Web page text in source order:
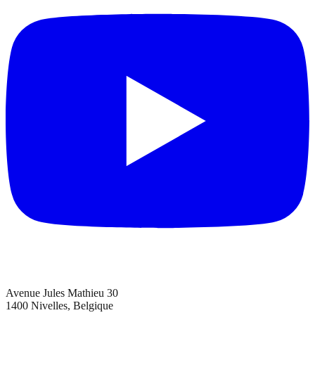
Avenue Jules Mathieu 30
1400 Nivelles, Belgique